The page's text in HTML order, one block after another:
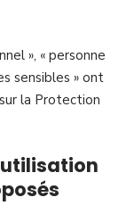
», « personne
sensibles » ont
la Protection